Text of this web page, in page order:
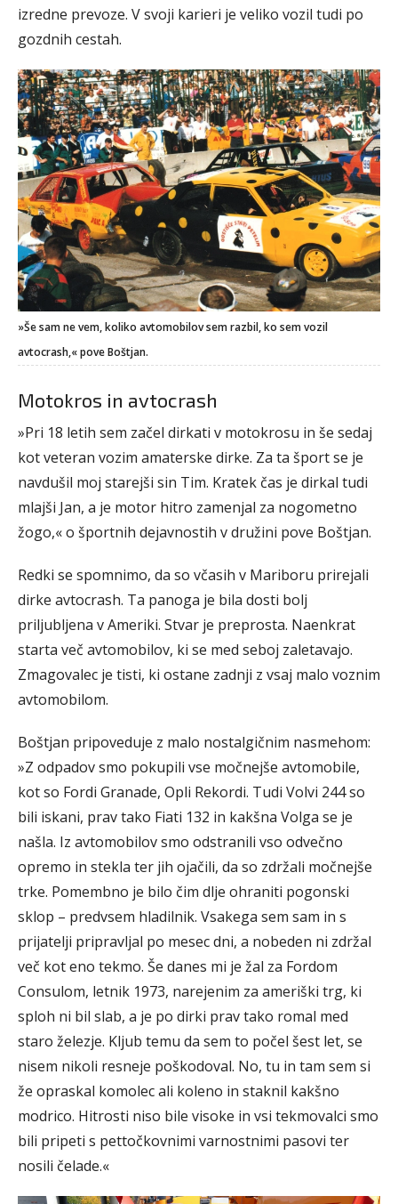
izredne prevoze. V svoji karieri je veliko vozil tudi po
gozdnih cestah.
»Še sam ne vem, koliko avtomobilov sem razbil, ko sem vozil
avtocrash,« pove Boštjan.
Motokros in avtocrash
»Pri 18 letih sem začel dirkati v motokrosu in še sedaj
kot veteran vozim amaterske dirke. Za ta šport se je
navdušil moj starejši sin Tim. Kratek čas je dirkal tudi
mlajši Jan, a je motor hitro zamenjal za nogometno
žogo,« o športnih dejavnostih v družini pove Boštjan.
Redki se spomnimo, da so včasih v Mariboru prirejali
dirke avtocrash. Ta panoga je bila dosti bolj
priljubljena v Ameriki. Stvar je preprosta. Naenkrat
starta več avtomobilov, ki se med seboj zaletavajo.
Zmagovalec je tisti, ki ostane zadnji z vsaj malo voznim
avtomobilom.
Boštjan pripoveduje z malo nostalgičnim nasmehom:
»Z odpadov smo pokupili vse močnejše avtomobile,
kot so Fordi Granade, Opli Rekordi. Tudi Volvi 244 so
bili iskani, prav tako Fiati 132 in kakšna Volga se je
našla. Iz avtomobilov smo odstranili vso odvečno
opremo in stekla ter jih ojačili, da so zdržali močnejše
trke. Pomembno je bilo čim dlje ohraniti pogonski
sklop – predvsem hladilnik. Vsakega sem sam in s
prijatelji pripravljal po mesec dni, a nobeden ni zdržal
več kot eno tekmo. Še danes mi je žal za Fordom
Consulom, letnik 1973, narejenim za ameriški trg, ki
sploh ni bil slab, a je po dirki prav tako romal med
staro železje. Kljub temu da sem to počel šest let, se
nisem nikoli resneje poškodoval. No, tu in tam sem si
že opraskal komolec ali koleno in staknil kakšno
modrico. Hitrosti niso bile visoke in vsi tekmovalci smo
bili pripeti s pettočkovnimi varnostnimi pasovi ter
nosili čelade.«